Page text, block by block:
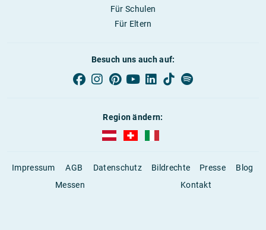
Für Schulen
Für Eltern
Besuch uns auch auf:
Region ändern:
AUBI-plus Österreich (deutsch)
Impressum AGB Datenschutz Bildrechte Presse
Blog
Messen
Kontakt